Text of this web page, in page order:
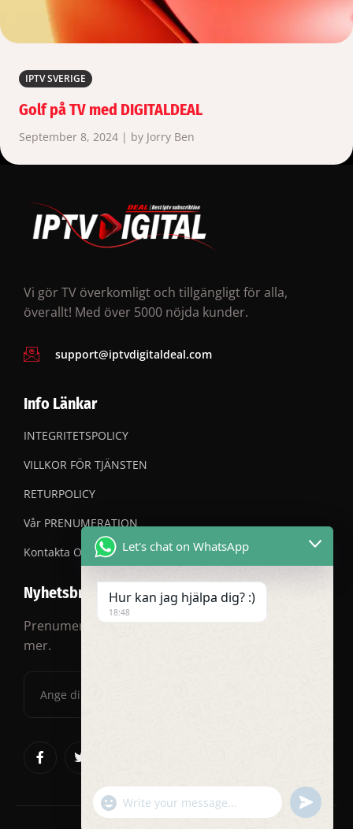
IPTV SVERIGE
Golf på TV med DIGITALDEAL
September 8, 2024 | by Jorry Ben
Vi gör TV överkomligt och tillgängligt för alla,
överallt! Med över 5000 nöjda kunder.
support@iptvdigitaldeal.com
Info Länkar
INTEGRITETSPOLICY
VILLKOR FÖR TJÄNSTEN
RETURPOLICY
Vår PRENUMERATION
Kontakta OSS
Nyhetsbrev
Prenumerera på vårt nyhetsbrev för rabatter och
mer.
Let's chat on WhatsApp
Hur kan jag hjälpa dig? :)
18:48
"+chaty_settings.lang.emoji_picker+"
WhatsApp
undefined